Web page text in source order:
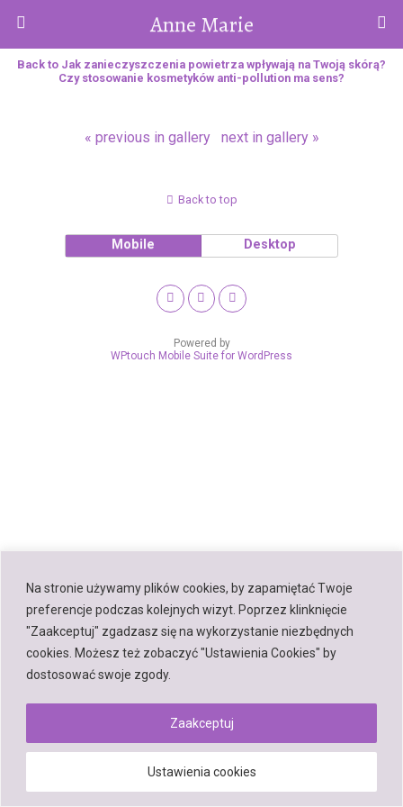
Na stronie używamy plików cookies, by zapamiętać Twoje
preferencje podczas kolejnych wizyt. Poprzez klinknięcie
"Zaakceptuj" zgadzasz się na wykorzystanie niezbędnych
cookies. Możesz też zobaczyć "Ustawienia Cookies" by
dostosować swoje zgody.
Ustawienia cookies
Zaakceptuj
Anne Marie
Back to Jak zanieczyszczenia powietrza wpływają na Twoją skórą?
Czy stosowanie kosmetyków anti-pollution ma sens?
« previous in gallery next in gallery »
Back to top
Mobile Desktop
Powered by
WPtouch Mobile Suite for WordPress